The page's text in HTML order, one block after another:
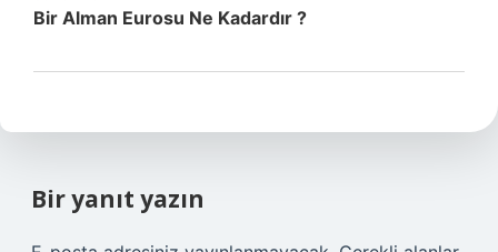
Bir Alman Eurosu Ne Kadardır ?
Bir yanıt yazın